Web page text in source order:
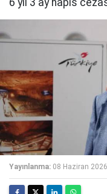
6 yıl 3 ay hapis
Yayınlanma: 08 Haziran